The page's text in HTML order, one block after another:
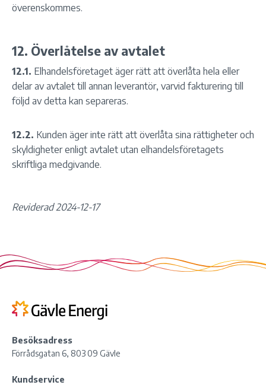
överenskommes.
12. Överlåtelse av avtalet
12.1. Elhandelsföretaget äger rätt att överlåta hela eller
delar av avtalet till annan leverantör, varvid fakturering till
följd av detta kan separeras.
12.2. Kunden äger inte rätt att överlåta sina rättigheter och
skyldigheter enligt avtalet utan elhandelsföretagets
skriftliga medgivande.
Reviderad 2024-12-17
Besöksadress
Förrådsgatan 6, 803 09 Gävle
Kundservice